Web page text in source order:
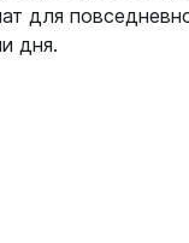
для
дня.